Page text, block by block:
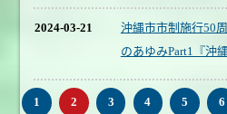
2024-03-21
沖縄市市制施行50
のあゆみPart1『沖
1 2 3 4 5 6